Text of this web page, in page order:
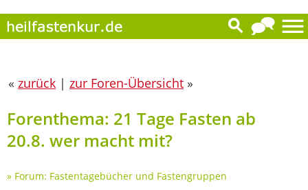
« zurück | zur Foren-Übersicht »
Forenthema: 21 Tage Fasten ab
20.8. wer macht mit?
» Forum: Fastentagebücher und Fastengruppen